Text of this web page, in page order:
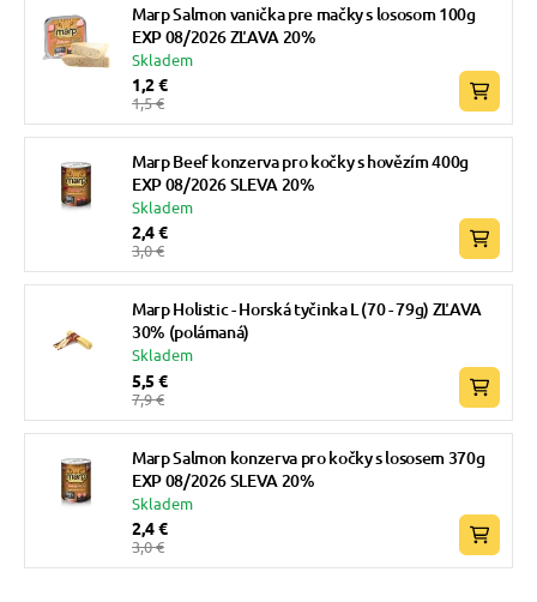
Marp Salmon vanička pre mačky s lososom 100g
EXP 08/2026 ZĽAVA 20%
Skladem
1,2 €
1,5 €
Marp Beef konzerva pro kočky s hovězím 400g
EXP 08/2026 SLEVA 20%
Skladem
2,4 €
3,0 €
Marp Holistic - Horská tyčinka L (70 - 79g) ZĽAVA
30% (polámaná)
Skladem
5,5 €
7,9 €
Marp Salmon konzerva pro kočky s lososem 370g
EXP 08/2026 SLEVA 20%
Skladem
2,4 €
3,0 €